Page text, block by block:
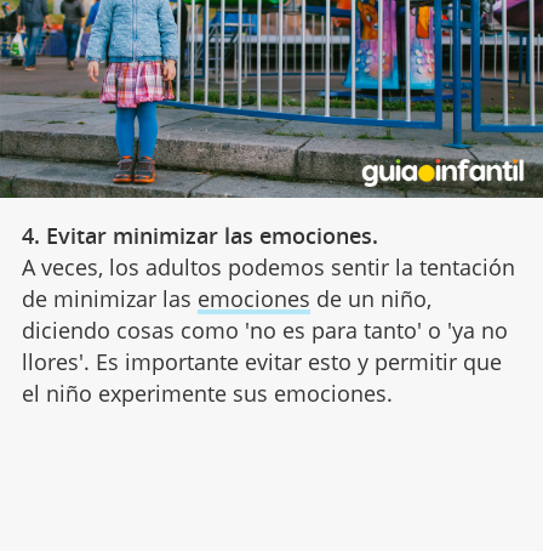
4. Evitar minimizar las emociones.
A veces, los adultos podemos sentir la tentación
de minimizar las emociones de un niño,
diciendo cosas como 'no es para tanto' o 'ya no
llores'. Es importante evitar esto y permitir que
el niño experimente sus emociones.